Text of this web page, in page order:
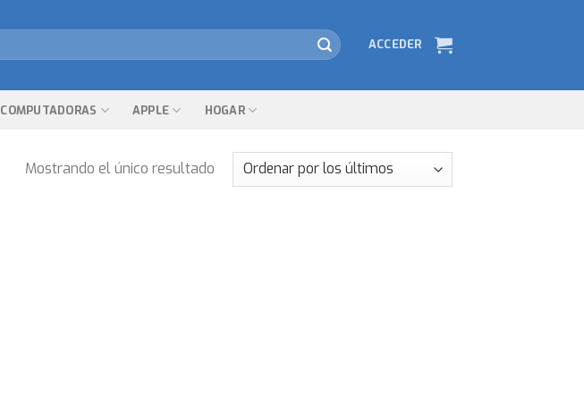
ACCEDER
COMPUTADORAS APPLE HOGAR
Mostrando el único resultado